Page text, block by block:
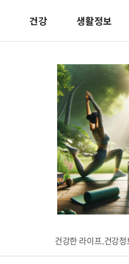
건강 생활정보
건강한 라이프.건강